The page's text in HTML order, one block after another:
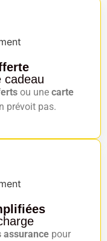
cadeau
ou une carte
prévoit pas.
assurance pour